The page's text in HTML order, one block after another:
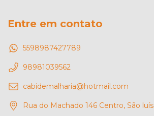
Entre em contato
5598987427789
98981039562
cabidemalharia@hotmail.com
Rua do Machado 146 Centro, São luís